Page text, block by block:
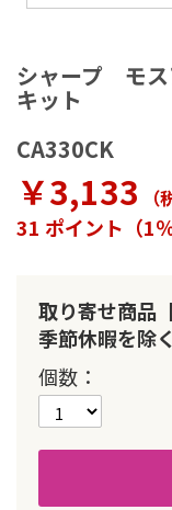
シャープ モ
キット
CA330CK
￥3,133
31 ポイント（1％
取り寄せ商品
季節休暇を除く
個数
メ
ー
ジ
ャ
リ
ー
の
に
移
動
す
る